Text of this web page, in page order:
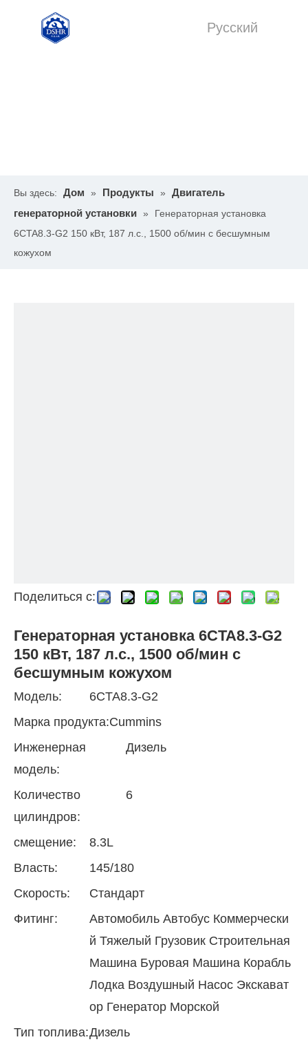
Pусский
Вы здесь: Дом » Продукты »
Двигатель
генераторной установки »
Генераторная установка
6CTA8.3-G2 150 кВт, 187 л.с., 1500 об/мин с бесшумным
кожухом
Поделиться с:
Генераторная установка 6CTA8.3-G2
150 кВт, 187 л.с., 1500 об/мин с
бесшумным кожухом
Модель:
6CTA8.3-G2
Марка продукта:Cummins
Инженерная
модель:
Дизель
Количество
цилиндров:
6
смещение:
8.3L
Власть:
145/180
Скорость:
Стандарт
Фитинг:
Автомобиль Автобус Коммерчески
й Тяжелый Грузовик Строительная
Машина Буровая Машина Корабль
Лодка Воздушный Насос Экскават
ор Генератор Морской
Тип топлива:Дизель